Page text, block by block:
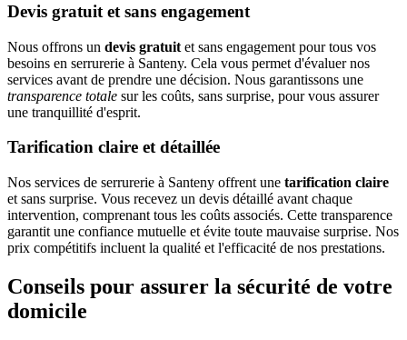
Devis gratuit et sans engagement
Nous offrons un devis gratuit et sans engagement pour tous vos
besoins en serrurerie à Santeny. Cela vous permet d'évaluer nos
services avant de prendre une décision. Nous garantissons une
transparence totale sur les coûts, sans surprise, pour vous assurer
une tranquillité d'esprit.
Tarification claire et détaillée
Nos services de serrurerie à Santeny offrent une tarification claire
et sans surprise. Vous recevez un devis détaillé avant chaque
intervention, comprenant tous les coûts associés. Cette transparence
garantit une confiance mutuelle et évite toute mauvaise surprise. Nos
prix compétitifs incluent la qualité et l'efficacité de nos prestations.
Conseils pour assurer la sécurité de votre
domicile